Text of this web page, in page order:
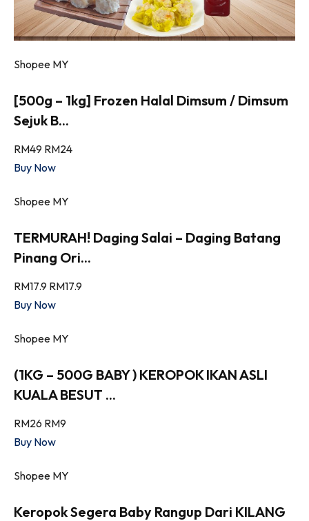
Shopee MY
[500g – 1kg] Frozen Halal Dimsum / Dimsum
Sejuk B...
RM49 RM24
Buy Now
Shopee MY
TERMURAH! Daging Salai – Daging Batang
Pinang Ori...
RM17.9 RM17.9
Buy Now
Shopee MY
(1KG – 500G BABY ) KEROPOK IKAN ASLI
KUALA BESUT ...
RM26 RM9
Buy Now
Shopee MY
Keropok Segera Baby Rangup Dari KILANG